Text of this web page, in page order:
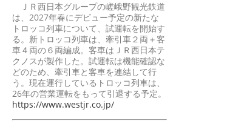
ＪＲ西日本グループの嵯峨野観光鉄道
は、2027年春にデビュー予定の新たな
トロッコ列車について、試運転を開始す
る。新トロッコ列車は、牽引車２両＋客
車４両の６両編成。客車はＪＲ西日本テ
クノスが製作した。試運転は機能確認な
どのため、牽引車と客車を連結して行
う。現在運行しているトロッコ列車は、
26年の営業運転をもって引退する予定。
https://www.westjr.co.jp/